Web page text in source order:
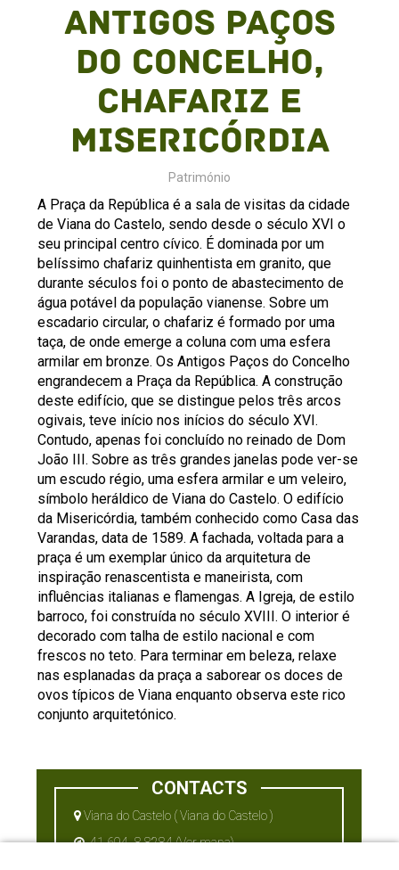
Antigos Paços
do Concelho,
Chafariz e
Misericórdia
Património
A Praça da República é a sala de visitas da cidade
de Viana do Castelo, sendo desde o século XVI o
seu principal centro cívico. É dominada por um
belíssimo chafariz quinhentista em granito, que
durante séculos foi o ponto de abastecimento de
água potável da população vianense. Sobre um
escadario circular, o chafariz é formado por uma
taça, de onde emerge a coluna com uma esfera
armilar em bronze. Os Antigos Paços do Concelho
engrandecem a Praça da República. A construção
deste edifício, que se distingue pelos três arcos
ogivais, teve início nos inícios do século XVI.
Contudo, apenas foi concluído no reinado de Dom
João III. Sobre as três grandes janelas pode ver-se
um escudo régio, uma esfera armilar e um veleiro,
símbolo heráldico de Viana do Castelo. O edifício
da Misericórdia, também conhecido como Casa das
Varandas, data de 1589. A fachada, voltada para a
praça é um exemplar único da arquitetura de
inspiração renascentista e maneirista, com
influências italianas e flamengas. A Igreja, de estilo
barroco, foi construída no século XVIII. O interior é
decorado com talha de estilo nacional e com
frescos no teto. Para terminar em beleza, relaxe
nas esplanadas da praça a saborear os doces de
ovos típicos de Viana enquanto observa este rico
conjunto arquitetónico.
CONTACTS
Viana do Castelo ( Viana do Castelo )
41.694,-8.8284(Ver mapa)